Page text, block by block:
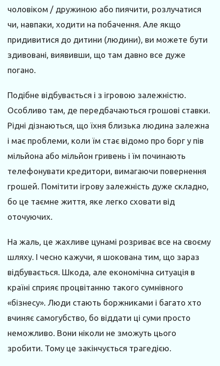
чоловіком / дружиною або пиячити, розлучатися
чи, навпаки, ходити на побачення. Але якщо
придивитися до дитини (людини), ви можете бути
здивовані, виявивши, що там давно все дуже
погано.
Подібне відбувається і з ігровою залежністю.
Особливо там, де передбачаються грошові ставки.
Рідні дізнаються, що їхня близька людина залежна
і має проблеми, коли їм стає відомо про борг у пів
мільйона або мільйон гривень і їм починають
телефонувати кредитори, вимагаючи повернення
грошей. Помітити ігрову залежність дуже складно,
бо це таємне життя, яке легко сховати від
оточуючих.
На жаль, це жахливе цунамі розриває все на своєму
шляху. І чесно кажучи, я шокована тим, що зараз
відбувається. Шкода, але економічна ситуація в
країні сприяє процвітанню такого сумнівного
«бізнесу». Люди стають боржниками і багато хто
вчиняє самогубство, бо віддати ці суми просто
неможливо. Вони ніколи не зможуть цього
зробити. Тому це закінчується трагедією.